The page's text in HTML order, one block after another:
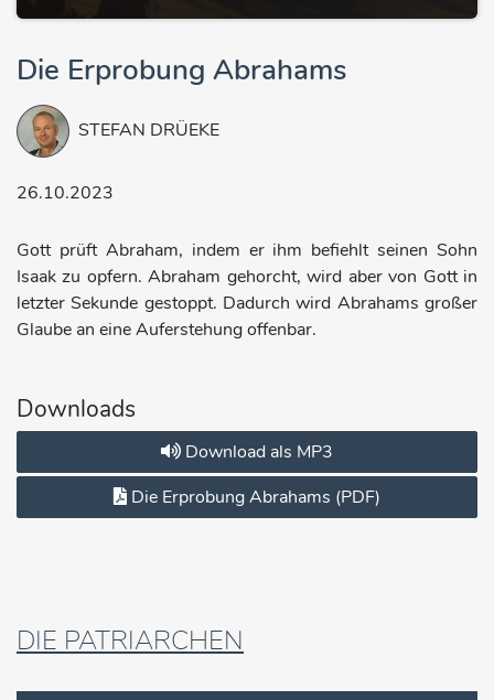
Die Erprobung Abrahams
STEFAN DRÜEKE
26.10.2023
Gott prüft Abraham, indem er ihm befiehlt seinen Sohn
Isaak zu opfern. Abraham gehorcht, wird aber von Gott in
letzter Sekunde gestoppt. Dadurch wird Abrahams großer
Glaube an eine Auferstehung offenbar.
Downloads
Download als MP3
Die Erprobung Abrahams (PDF)
DIE PATRIARCHEN